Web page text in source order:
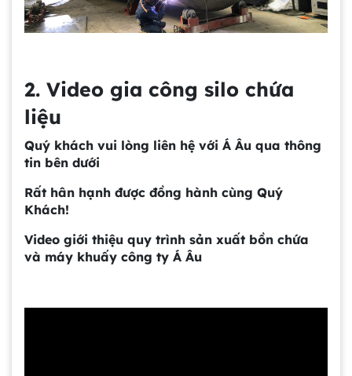
2. Video gia công silo chứa
liệu
Quý khách vui lòng liên hệ với Á Âu qua thông
tin bên dưới
Rất hân hạnh được đồng hành cùng Quý
Khách!
Video giới thiệu quy trình sản xuất bồn chứa
và máy khuấy công ty Á Âu